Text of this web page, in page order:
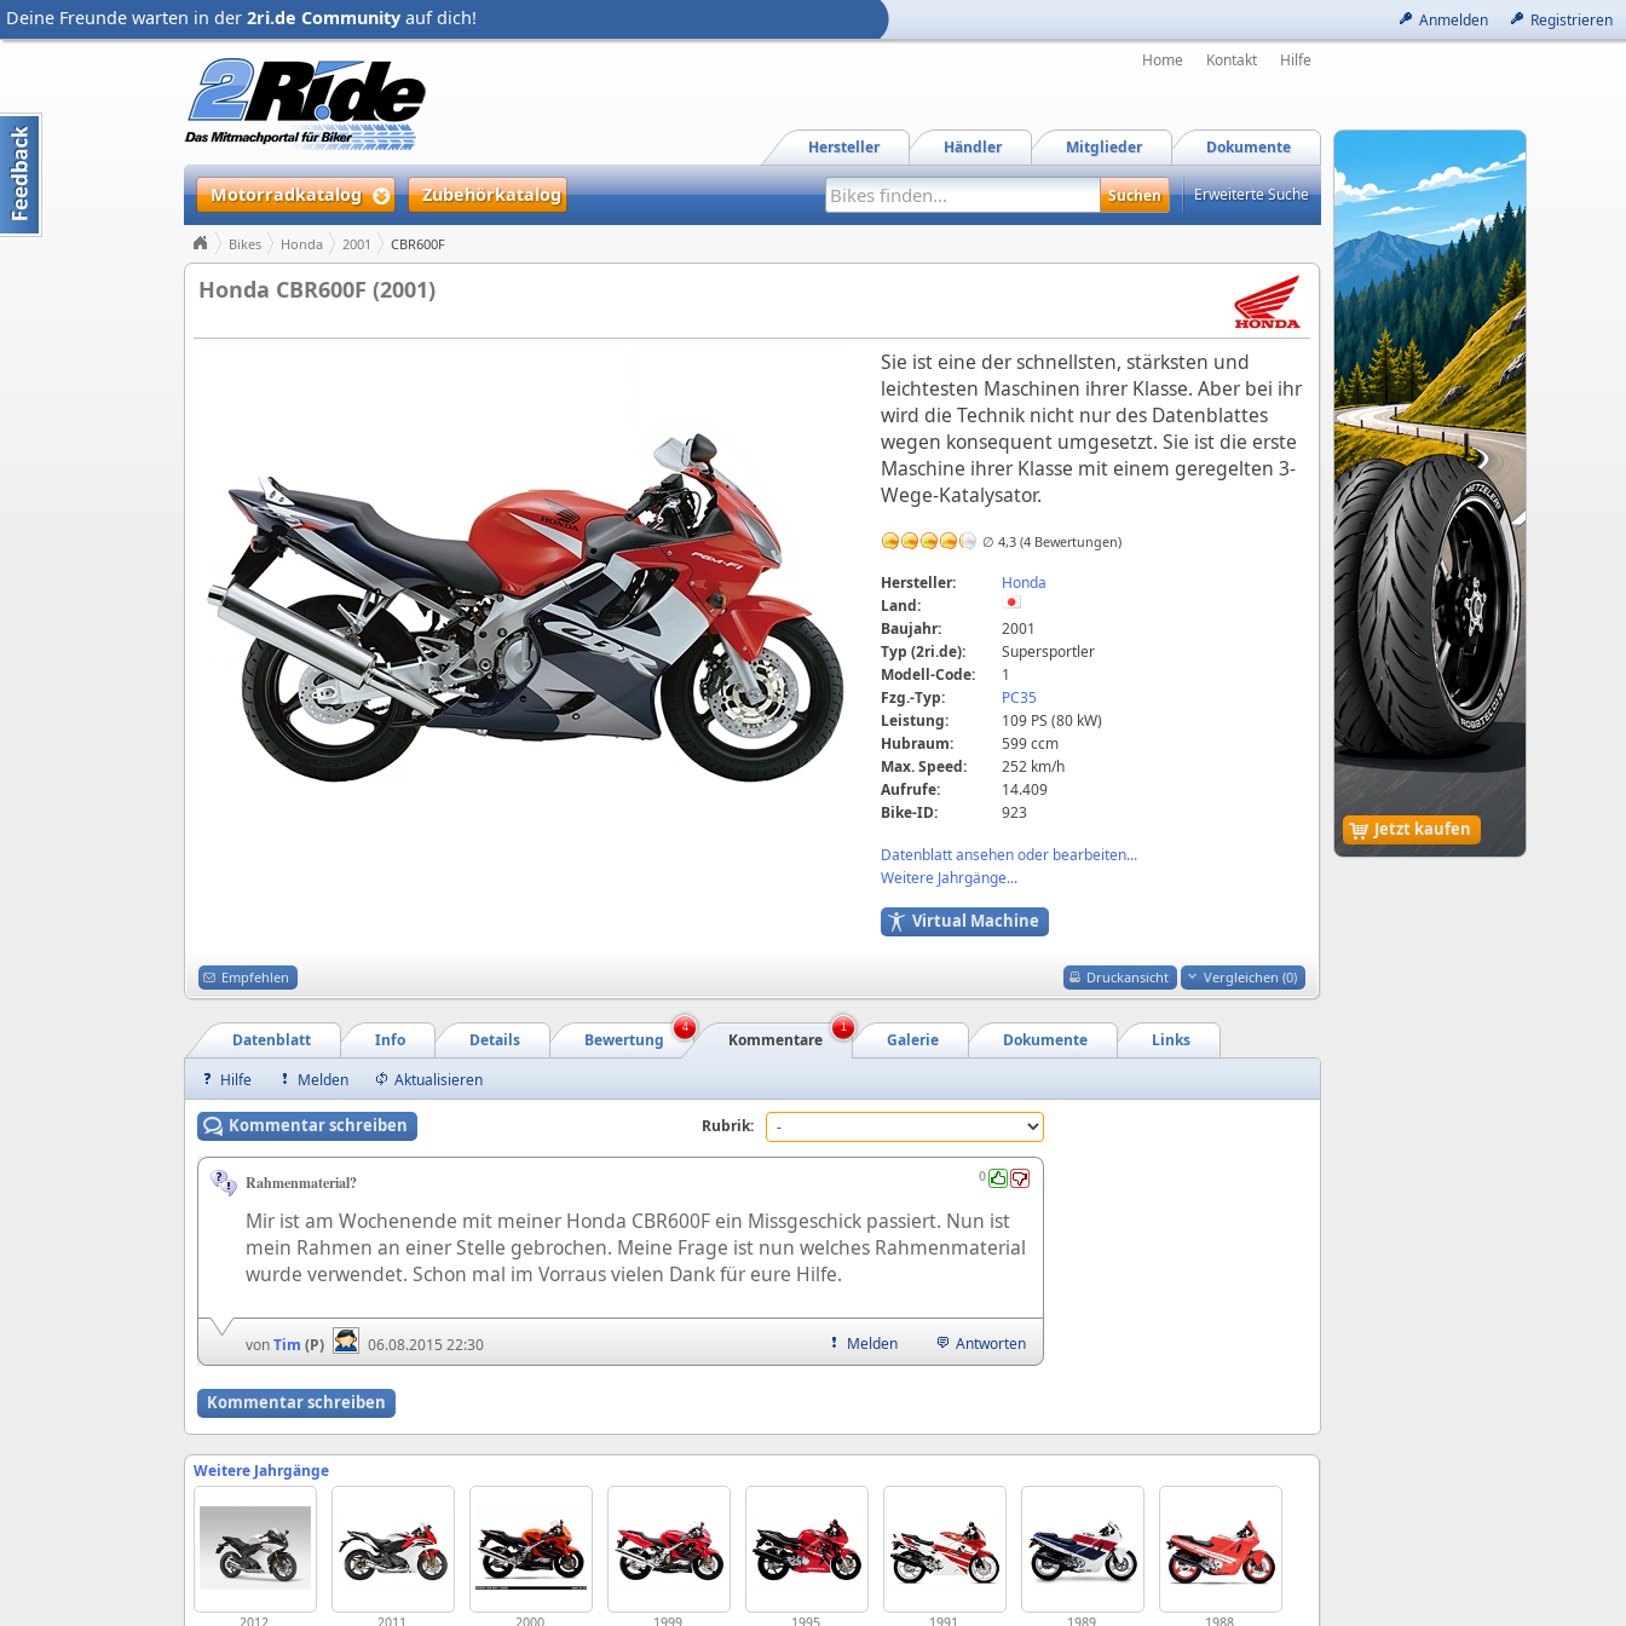
Anmelden Registrieren
Deine Freunde warten in der 2ri.de Community auf dich!
Jetzt kaufen
Home Kontakt Hilfe
Dokumente
Mitglieder
Händler
Hersteller
Motorradkatalog Zubehörkatalog Erweiterte Suche
Bikes Honda 2001 CBR600F
Honda CBR600F (2001)
Sie ist eine der schnellsten, stärksten und
leichtesten Maschinen ihrer Klasse. Aber bei ihr
wird die Technik nicht nur des Datenblattes
wegen konsequent umgesetzt. Sie ist die erste
Maschine ihrer Klasse mit einem geregelten 3-
Wege-Katalysator.
∅ 4,3 (4 Bewertungen)
Hersteller:
Honda
Land:
Baujahr:
2001
Typ (2ri.de):
Supersportler
Modell-Code:
1
Fzg.-Typ:
PC35
Leistung:
109 PS (80 kW)
Hubraum:
599 ccm
Max. Speed:
252 km/h
Aufrufe:
14.409
Bike-ID:
923
Datenblatt ansehen oder bearbeiten...
Weitere Jahrgänge...
Virtual Machine
Druckansicht Vergleichen (0)
Empfehlen
Links
Dokumente
Galerie
Kommentare
Bewertung
Details
Info
Datenblatt
4 1
Hilfe Melden Aktualisieren
Kommentar schreiben Rubrik:
0
Rahmenmaterial?
Mir ist am Wochenende mit meiner Honda CBR600F ein Missgeschick passiert. Nun ist
mein Rahmen an einer Stelle gebrochen. Meine Frage ist nun welches Rahmenmaterial
wurde verwendet. Schon mal im Vorraus vielen Dank für eure Hilfe.
vonTim (P) 06.08.2015 22:30 Melden Antworten
Kommentar schreiben
Weitere Jahrgänge
2012 2011 2000 1999 1995 1991 1989 1988